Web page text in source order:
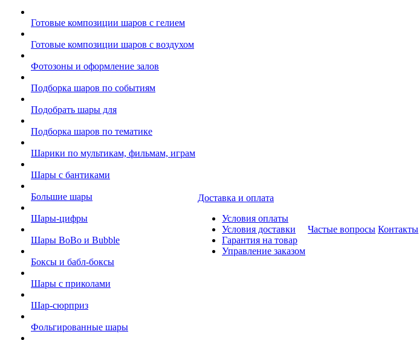
Готовые композиции шаров с гелием
Готовые композиции шаров с воздухом
Фотозоны и оформление залов
Подборка шаров по событиям
Подобрать шары для
Подборка шаров по тематике
Шарики по мультикам, фильмам, играм
Шары с бантиками
Большие шары
Шары-цифры
Шары BoBo и Bubble
Боксы и бабл-боксы
Шары с приколами
Шар-сюрприз
Фольгированные шары
Доставка и оплата
Условия оплаты
Условия доставки
Гарантия на товар
Управление заказом
Частые вопросы Контакты